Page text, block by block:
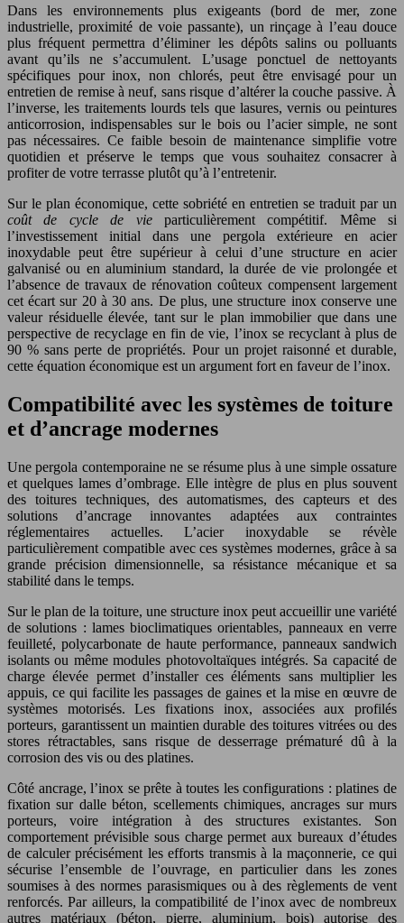
Dans les environnements plus exigeants (bord de mer, zone
industrielle, proximité de voie passante), un rinçage à l’eau douce
plus fréquent permettra d’éliminer les dépôts salins ou polluants
avant qu’ils ne s’accumulent. L’usage ponctuel de nettoyants
spécifiques pour inox, non chlorés, peut être envisagé pour un
entretien de remise à neuf, sans risque d’altérer la couche passive. À
l’inverse, les traitements lourds tels que lasures, vernis ou peintures
anticorrosion, indispensables sur le bois ou l’acier simple, ne sont
pas nécessaires. Ce faible besoin de maintenance simplifie votre
quotidien et préserve le temps que vous souhaitez consacrer à
profiter de votre terrasse plutôt qu’à l’entretenir.
Sur le plan économique, cette sobriété en entretien se traduit par un
coût de cycle de vieparticulièrement compétitif. Même si
l’investissement initial dans une pergola extérieure en acier
inoxydable peut être supérieur à celui d’une structure en acier
galvanisé ou en aluminium standard, la durée de vie prolongée et
l’absence de travaux de rénovation coûteux compensent largement
cet écart sur 20 à 30 ans. De plus, une structure inox conserve une
valeur résiduelle élevée, tant sur le plan immobilier que dans une
perspective de recyclage en fin de vie, l’inox se recyclant à plus de
90 % sans perte de propriétés. Pour un projet raisonné et durable,
cette équation économique est un argument fort en faveur de l’inox.
Compatibilité avec les systèmes de toiture
et d’ancrage modernes
Une pergola contemporaine ne se résume plus à une simple ossature
et quelques lames d’ombrage. Elle intègre de plus en plus souvent
des toitures techniques, des automatismes, des capteurs et des
solutions d’ancrage innovantes adaptées aux contraintes
réglementaires actuelles. L’acier inoxydable se révèle
particulièrement compatible avec ces systèmes modernes, grâce à sa
grande précision dimensionnelle, sa résistance mécanique et sa
stabilité dans le temps.
Sur le plan de la toiture, une structure inox peut accueillir une variété
de solutions : lames bioclimatiques orientables, panneaux en verre
feuilleté, polycarbonate de haute performance, panneaux sandwich
isolants ou même modules photovoltaïques intégrés. Sa capacité de
charge élevée permet d’installer ces éléments sans multiplier les
appuis, ce qui facilite les passages de gaines et la mise en œuvre de
systèmes motorisés. Les fixations inox, associées aux profilés
porteurs, garantissent un maintien durable des toitures vitrées ou des
stores rétractables, sans risque de desserrage prématuré dû à la
corrosion des vis ou des platines.
Côté ancrage, l’inox se prête à toutes les configurations : platines de
fixation sur dalle béton, scellements chimiques, ancrages sur murs
porteurs, voire intégration à des structures existantes. Son
comportement prévisible sous charge permet aux bureaux d’études
de calculer précisément les efforts transmis à la maçonnerie, ce qui
sécurise l’ensemble de l’ouvrage, en particulier dans les zones
soumises à des normes parasismiques ou à des règlements de vent
renforcés. Par ailleurs, la compatibilité de l’inox avec de nombreux
autres matériaux (béton, pierre, aluminium, bois) autorise des